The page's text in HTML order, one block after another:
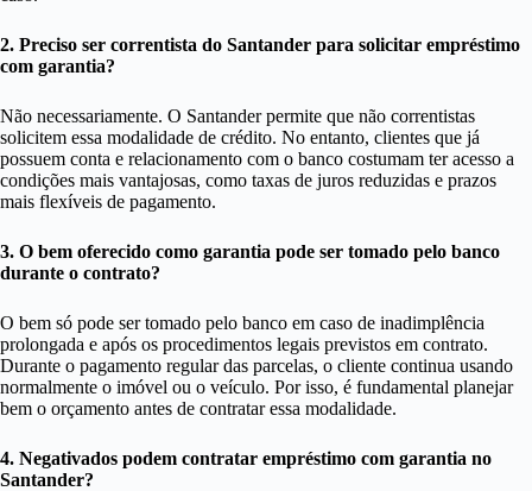
2. Preciso ser correntista do Santander para solicitar empréstimo
com garantia?
Não necessariamente. O Santander permite que não correntistas
solicitem essa modalidade de crédito. No entanto, clientes que já
possuem conta e relacionamento com o banco costumam ter acesso a
condições mais vantajosas, como taxas de juros reduzidas e prazos
mais flexíveis de pagamento.
3. O bem oferecido como garantia pode ser tomado pelo banco
durante o contrato?
O bem só pode ser tomado pelo banco em caso de inadimplência
prolongada e após os procedimentos legais previstos em contrato.
Durante o pagamento regular das parcelas, o cliente continua usando
normalmente o imóvel ou o veículo. Por isso, é fundamental planejar
bem o orçamento antes de contratar essa modalidade.
4. Negativados podem contratar empréstimo com garantia no
Santander?